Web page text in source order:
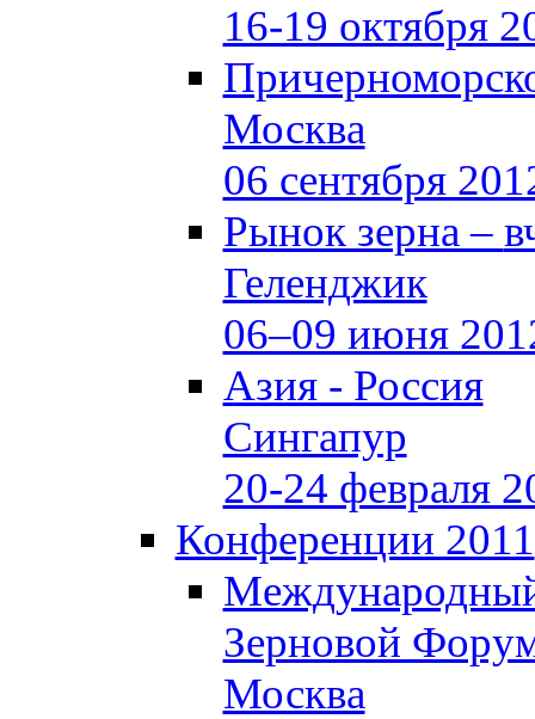
16-19 октября
Москва
06 сентября
Рынок зерна –
Геленджик
06–09 июня
Азия - Россия
Сингапур
20-24 февраля
Конференции 2011
Зерновой
Москва